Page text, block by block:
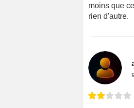
moins que
rien d'autre.